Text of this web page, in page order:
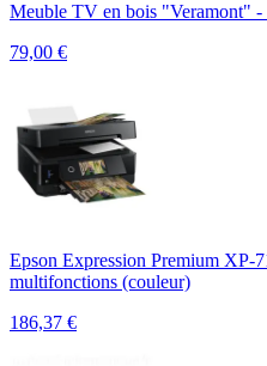
Meuble TV en bois "Veramont"
79,00 €
Epson Expression Premium XP-
multifonctions (couleur)
186,37 €